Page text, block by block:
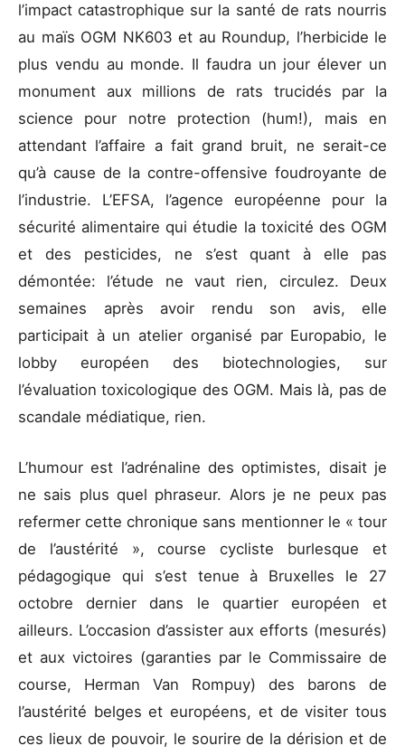
l’impact catastrophique sur la santé de rats nourris
au maïs OGM NK603 et au Roundup, l’herbicide le
plus vendu au monde. Il faudra un jour élever un
monument aux millions de rats trucidés par la
science pour notre protection (hum!), mais en
attendant l’affaire a fait grand bruit, ne serait-ce
qu’à cause de la contre-offensive foudroyante de
l’industrie. L’EFSA, l’agence européenne pour la
sécurité alimentaire qui étudie la toxicité des OGM
et des pesticides, ne s’est quant à elle pas
démontée: l’étude ne vaut rien, circulez. Deux
semaines après avoir rendu son avis, elle
participait à un atelier organisé par Europabio, le
lobby européen des biotechnologies, sur
l’évaluation toxicologique des OGM. Mais là, pas de
scandale médiatique, rien.
L’humour est l’adrénaline des optimistes, disait je
ne sais plus quel phraseur. Alors je ne peux pas
refermer cette chronique sans mentionner le « tour
de l’austérité », course cycliste burlesque et
pédagogique qui s’est tenue à Bruxelles le 27
octobre dernier dans le quartier européen et
ailleurs. L’occasion d’assister aux efforts (mesurés)
et aux victoires (garanties par le Commissaire de
course, Herman Van Rompuy) des barons de
l’austérité belges et européens, et de visiter tous
ces lieux de pouvoir, le sourire de la dérision et de